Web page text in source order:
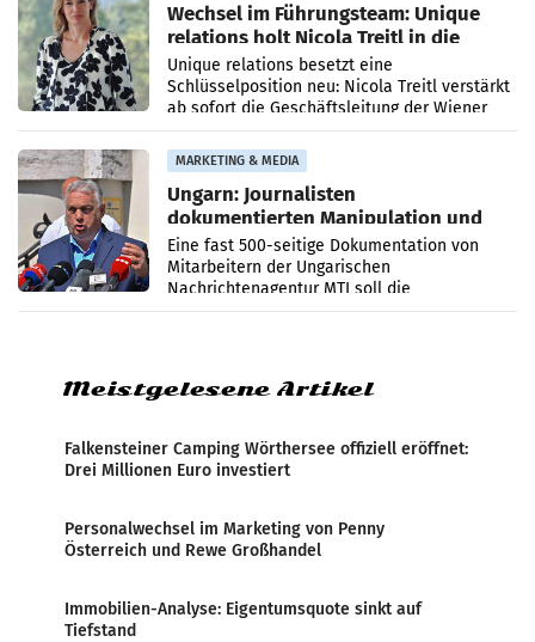
Wechsel im Führungsteam: Unique
relations holt Nicola Treitl in die
Geschäftsleitung
Unique relations besetzt eine
Schlüsselposition neu: Nicola Treitl verstärkt
ab sofort die Geschäftsleitung der Wiener
PR-Agentur an der Seite von Josef Kalina und
Anna Kalina-Mahr.
MARKETING & MEDIA
Ungarn: Journalisten
dokumentierten Manipulation und
Zensur
Eine fast 500-seitige Dokumentation von
Mitarbeitern der Ungarischen
Nachrichtenagentur MTI soll die
systematische Nachrichten-Manipulation und
Meistgelesene Artikel
Falkensteiner Camping Wörthersee offiziell eröffnet:
Drei Millionen Euro investiert
Personalwechsel im Marketing von Penny
Österreich und Rewe Großhandel
Immobilien-Analyse: Eigentumsquote sinkt auf
Tiefstand